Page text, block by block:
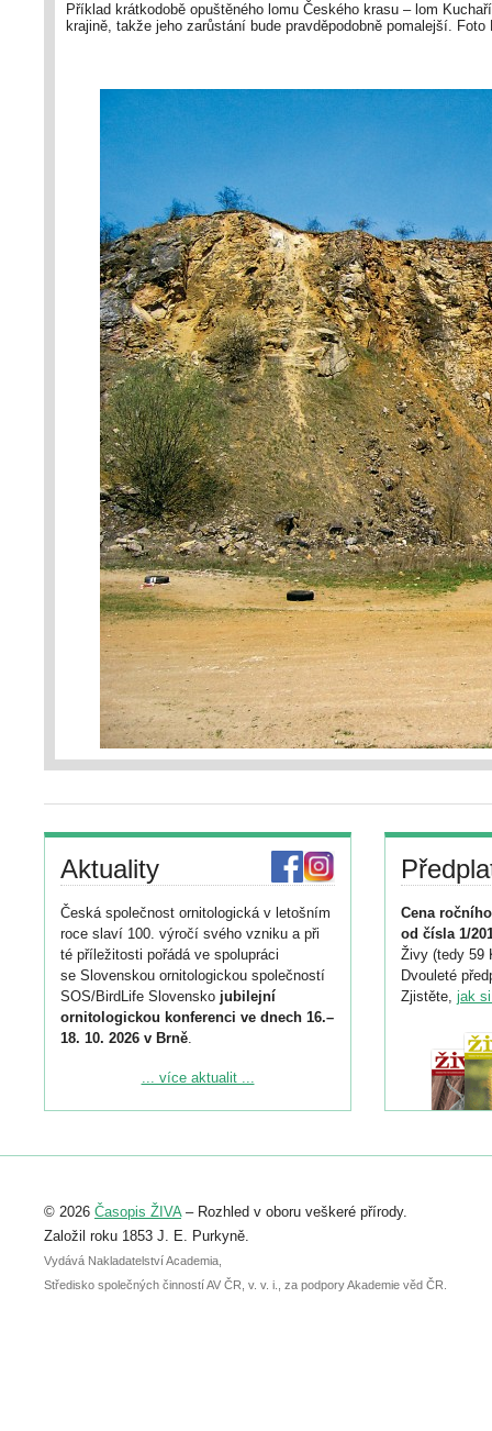
Příklad krátkodobě opuštěného lomu Českého krasu – lom
krajině, takže jeho zarůstání bude pravděpodobně pomalejší. Foto
Aktuality
Česká společnost ornitologická v letošním
roce slaví 100. výročí svého vzniku a při
té příležitosti pořádá ve spolupráci
se Slovenskou ornitologickou společností
SOS/BirdLife Slovensko jubilejní
ornitologickou konferenci ve dnech 16.–
18. 10. 2026 v Brně.
Podrobnější informace ke konferenci
Registrovat se můžete do 6. září.
abstraktu přihlášené přednášky nebo
posteru je už 30. června.
... více aktualit ...
Cena
od čísla 1/
Živy (tedy 59
Dvouleté
Zjistěte, jak
© 2026 Časopis ŽIVA– Rozhled v oboru veškeré přírody.
Založil roku 1853 J. E. Purkyně.
Vydává Nakladatelství Academia,
Středisko společných činností AV ČR, v. v. i., za podpory Akademie věd ČR.